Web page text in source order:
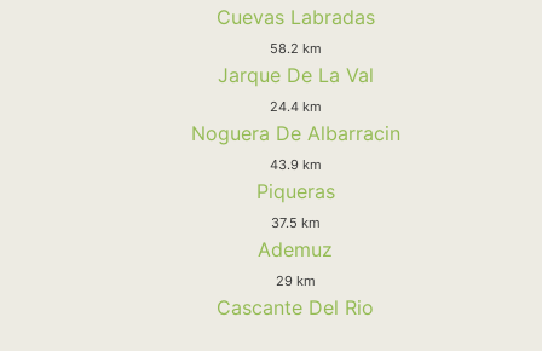
Cuevas Labradas
58.2 km
Jarque De La Val
24.4 km
Noguera De Albarracin
43.9 km
Piqueras
37.5 km
Ademuz
29 km
Cascante Del Rio